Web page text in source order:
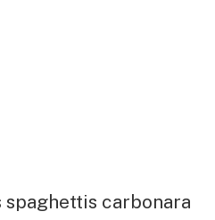
carbonara